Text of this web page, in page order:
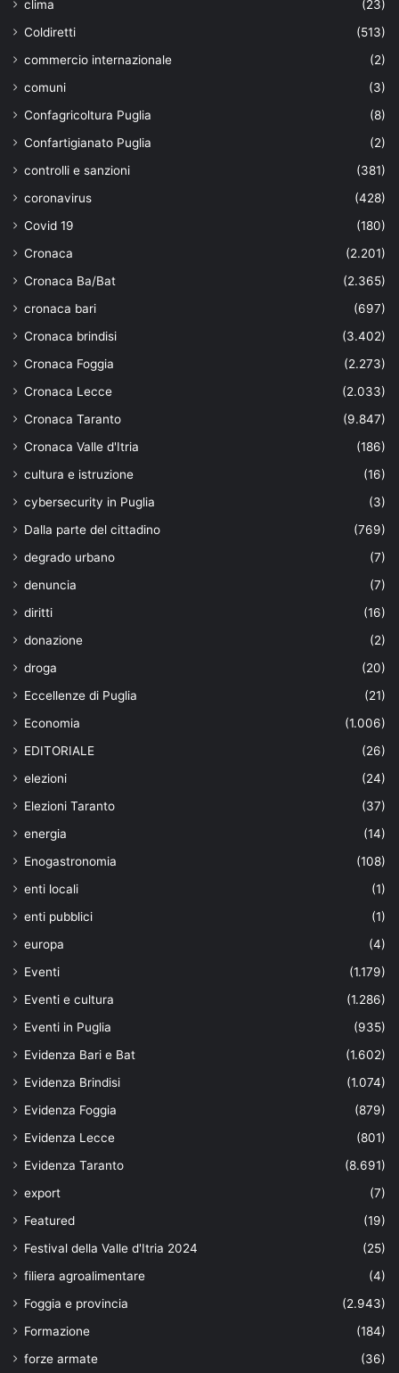
clima
(23)
Coldiretti
(513)
commercio internazionale
(2)
comuni
(3)
Confagricoltura Puglia
(8)
Confartigianato Puglia
(2)
controlli e sanzioni
(381)
coronavirus
(428)
Covid 19
(180)
Cronaca
(2.201)
Cronaca Ba/Bat
(2.365)
cronaca bari
(697)
Cronaca brindisi
(3.402)
Cronaca Foggia
(2.273)
Cronaca Lecce
(2.033)
Cronaca Taranto
(9.847)
Cronaca Valle d'Itria
(186)
cultura e istruzione
(16)
cybersecurity in Puglia
(3)
Dalla parte del cittadino
(769)
degrado urbano
(7)
denuncia
(7)
diritti
(16)
donazione
(2)
droga
(20)
Eccellenze di Puglia
(21)
Economia
(1.006)
EDITORIALE
(26)
elezioni
(24)
Elezioni Taranto
(37)
energia
(14)
Enogastronomia
(108)
enti locali
(1)
enti pubblici
(1)
europa
(4)
Eventi
(1.179)
Eventi e cultura
(1.286)
Eventi in Puglia
(935)
Evidenza Bari e Bat
(1.602)
Evidenza Brindisi
(1.074)
Evidenza Foggia
(879)
Evidenza Lecce
(801)
Evidenza Taranto
(8.691)
export
(7)
Featured
(19)
Festival della Valle d'Itria 2024
(25)
filiera agroalimentare
(4)
Foggia e provincia
(2.943)
Formazione
(184)
forze armate
(36)